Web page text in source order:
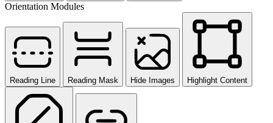
Orientation Modules
Reading Line Reading Mask Hide Images Highlight Content